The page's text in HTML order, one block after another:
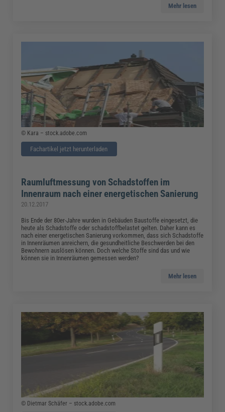
Mehr lesen
© Kara – stock.adobe.com
Fachartikel jetzt herunterladen
Raumluftmessung von Schadstoffen im
Innenraum nach einer energetischen Sanierung
20.12.2017
Bis Ende der 80er-Jahre wurden in Gebäuden Baustoffe eingesetzt, die
heute als Schadstoffe oder schadstoffbelastet gelten. Daher kann es
nach einer energetischen Sanierung vorkommen, dass sich Schadstoffe
in Innenräumen anreichern, die gesundheitliche Beschwerden bei den
Bewohnern auslösen können. Doch welche Stoffe sind das und wie
können sie in Innenräumen gemessen werden?
Mehr lesen
© Dietmar Schäfer – stock.adobe.com